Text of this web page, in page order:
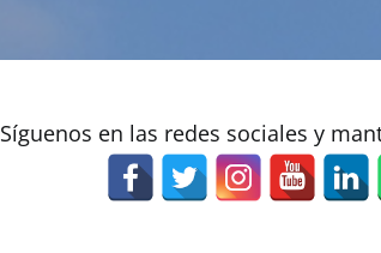
Síguenos en las redes sociales y